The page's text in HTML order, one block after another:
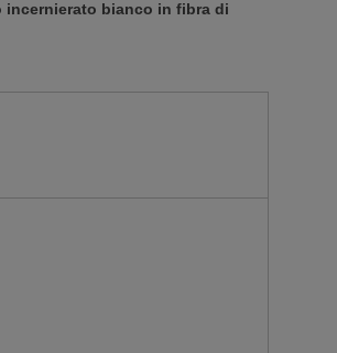
bianco in fibra di